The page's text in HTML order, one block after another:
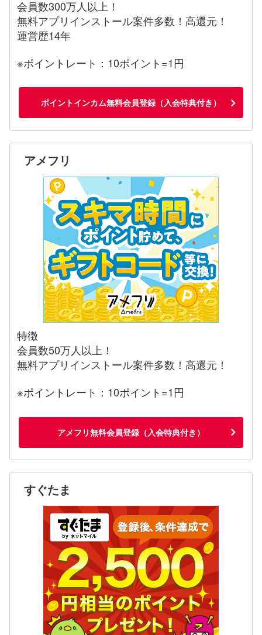
会員数300万人以上！
無料アプリインストール案件多数！高還元！
運営歴14年
※ポイントレート：10ポイント=1円
ポイントインカム無料会員登録（入会特典付き）
アメフリ
特徴
会員数50万人以上！
無料アプリインストール案件多数！高還元！
※ポイントレート：10ポイント=1円
アメフリ無料会員登録（入会特典付き）
すぐたま